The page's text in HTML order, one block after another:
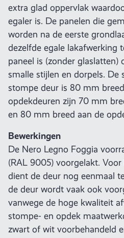
extra glad oppervlak
egaler is. De panelen die
worden na de eerste
dezelfde egale lakafwerking
paneel is (zonder glaslatten)
smalle stijlen en dorpels. De
stompe deur is 80 mm
opdekdeuren zijn 70 mm
en 80 mm breed aan de
Bewerkingen
De Nero Legno Foggia
(RAL 9005) voorgelakt.
dient de deur nog eenmaal
de deur wordt vaak ook
vanwege de hoge kwaliteit
stompe- en opdek
zwart of wit voorbehandeld